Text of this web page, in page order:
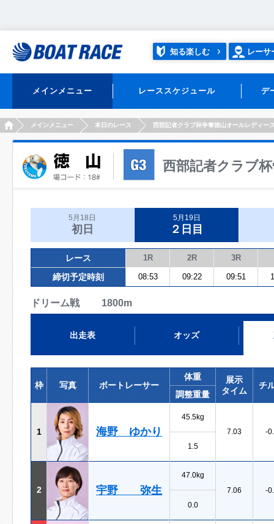
知る楽しむ レーサ
メインメニュー レーススケジュール デ
HOMEメインメニュー 本日のレース 西部記者クラブ杯争奪徳山オールレディー
西部記者クラブ
5月18日
初日
5月19日
２日目
レース 1R 2R 3R
締切予定時刻 08:53 09:22 09:51
ドリーム戦 1800m
出走表 オッズ
枠 写真 ボートレーサー
体重
展示
タイム
チ
調整重量
1 海野 ゆかり
45.5kg
7.03
-
1.5
2 宇野 弥生
47.0kg
7.06
-
0.0